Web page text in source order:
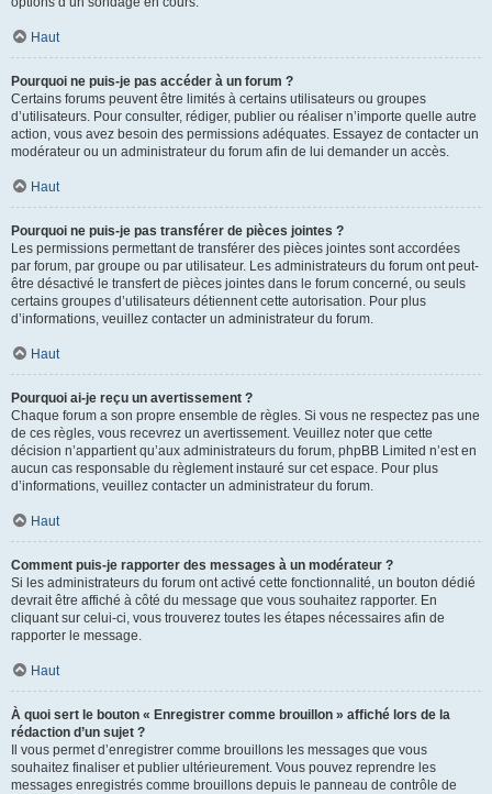
Haut
Pourquoi ne puis-je pas accéder à un forum ?
Certains forums peuvent être limités à certains utilisateurs ou groupes
d’utilisateurs. Pour consulter, rédiger, publier ou réaliser n’importe quelle autre
action, vous avez besoin des permissions adéquates. Essayez de contacter un
modérateur ou un administrateur du forum afin de lui demander un accès.
Haut
Pourquoi ne puis-je pas transférer de pièces jointes ?
Les permissions permettant de transférer des pièces jointes sont accordées
par forum, par groupe ou par utilisateur. Les administrateurs du forum ont peut-
être désactivé le transfert de pièces jointes dans le forum concerné, ou seuls
certains groupes d’utilisateurs détiennent cette autorisation. Pour plus
d’informations, veuillez contacter un administrateur du forum.
Haut
Pourquoi ai-je reçu un avertissement ?
Chaque forum a son propre ensemble de règles. Si vous ne respectez pas une
de ces règles, vous recevrez un avertissement. Veuillez noter que cette
décision n’appartient qu’aux administrateurs du forum, phpBB Limited n’est en
aucun cas responsable du règlement instauré sur cet espace. Pour plus
d’informations, veuillez contacter un administrateur du forum.
Haut
Comment puis-je rapporter des messages à un modérateur ?
Si les administrateurs du forum ont activé cette fonctionnalité, un bouton dédié
devrait être affiché à côté du message que vous souhaitez rapporter. En
cliquant sur celui-ci, vous trouverez toutes les étapes nécessaires afin de
rapporter le message.
Haut
À quoi sert le bouton « Enregistrer comme brouillon » affiché lors de la
rédaction d’un sujet ?
Il vous permet d’enregistrer comme brouillons les messages que vous
souhaitez finaliser et publier ultérieurement. Vous pouvez reprendre les
messages enregistrés comme brouillons depuis le panneau de contrôle de